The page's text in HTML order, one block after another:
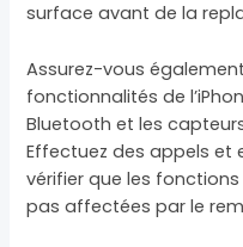
surface avant de la
Assurez-vous
fonctionnalités de
Bluetooth et les
Effectuez des appels et
vérifier que les
pas affectées par le